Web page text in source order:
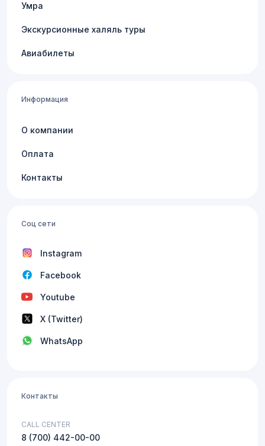
Умра
Экскурсионные халяль туры
Авиабилеты
Информация
О компании
Оплата
Контакты
Соц сети
Instagram
Facebook
Youtube
X (Twitter)
WhatsApp
Контакты
CALL CENTER
8 (700) 442-00-00